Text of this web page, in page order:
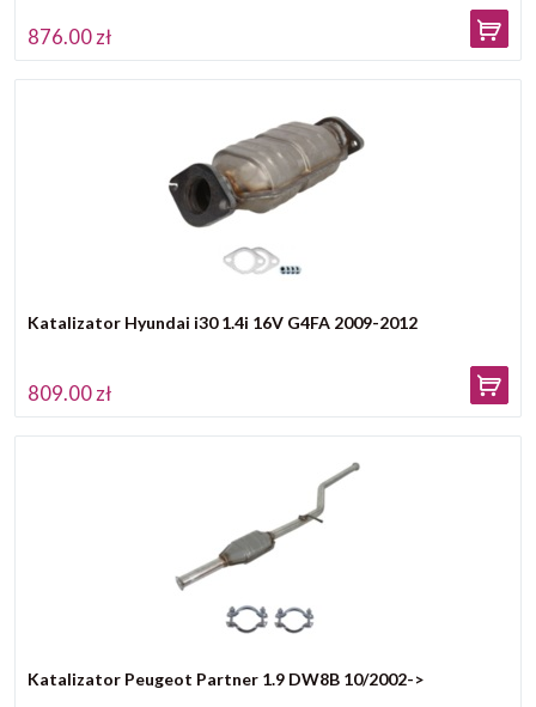
876.00 zł
Katalizator Hyundai i30 1.4i 16V G4FA 2009-2012
809.00 zł
Katalizator Peugeot Partner 1.9 DW8B 10/2002->